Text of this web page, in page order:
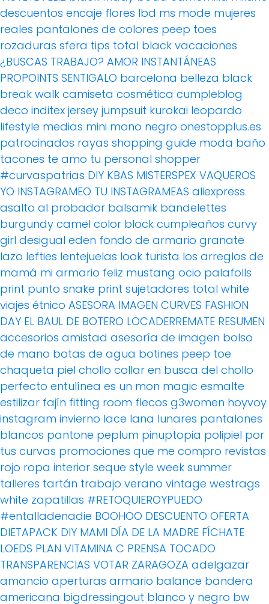
descuentos encaje flores lbd ms mode mujeres
reales pantalones de colores peep toes
rozaduras sfera tips total black vacaciones
¿BUSCAS TRABAJO? AMOR INSTANTÁNEAS
PROPOINTS SENTIGALO barcelona belleza black
break walk camiseta cosmética cumpleblog
deco inditex jersey jumpsuit kurokai leopardo
lifestyle medias mini mono negro onestopplus.es
patrocinados rayas shopping guide moda baño
tacones te amo tu personal shopper
#curvaspatrias DIY KBAS MISTERSPEX VAQUEROS
YO INSTAGRAMEO TU INSTAGRAMEAS aliexpress
asalto al probador balsamik bandelettes
burgundy camel color block cumpleaños curvy
girl desigual eden fondo de armario granate
lazo lefties lentejuelas look turista los arreglos de
mamá mi armario feliz mustang ocio palafolls
print punto snake print sujetadores total white
viajes étnico ASESORA IMAGEN CURVES FASHION
DAY EL BAUL DE BOTERO LOCADERREMATE RESUMEN
accesorios amistad asesoría de imagen bolso
de mano botas de agua botines peep toe
chaqueta piel chollo collar en busca del chollo
perfecto entulínea es un mon magic esmalte
estilizar fajín fitting room flecos g3women hoyvoy
instagram invierno lace lana lunares pantalones
blancos pantone peplum pinuptopia polipiel por
tus curvas promociones que me compro revistas
rojo ropa interior seque style week summer
talleres tartán trabajo verano vintage westrags
white zapatillas #RETOQUIEROYPUEDO
#entalladenadie BOOHOO DESCUENTO OFERTA
DIETAPACK DIY MAMI DÍA DE LA MADRE FÍCHATE
LOEDS PLAN VITAMINA C PRENSA TOCADO
TRANSPARENCIAS VOTAR ZARAGOZA adelgazar
amancio aperturas armario balance bandera
americana bigdressingout blanco y negro bw